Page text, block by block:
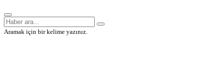
Aramak için bir kelime yazınız.